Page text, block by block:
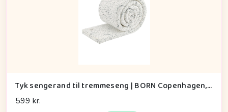
Tyk sengerand til tremmeseng | BORN Copenhagen, Midnight Dust
599 kr.